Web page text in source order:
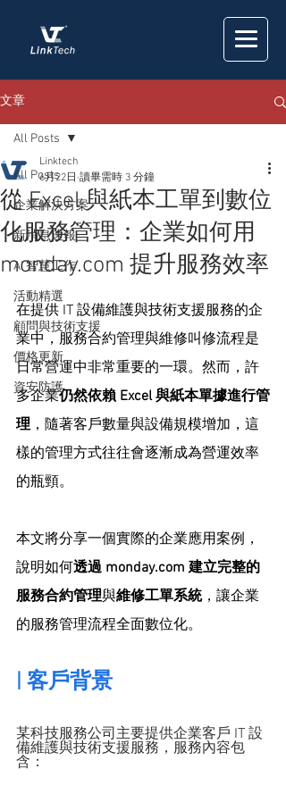
文章
All Posts
企業解決方案
新消息速報
AI 智慧工作
活動精選
顧問與技術支援
價格更新
資安防護
All Posts
從 Excel 與紙本工單到數位
化服務管理：企業如何用
monday.com 提升服務效率
Linktech
6月22日 讀畢需時 3 分鐘
在提供 IT 設備維護與技術支援服務的企
業中，服務合約管理與維修叫修流程是
日常營運中非常重要的一環。然而，許
多企業仍然依賴 Excel 與紙本單據進行管
理，隨著客戶數量與設備規模增加，這
樣的管理方式往往會逐漸成為營運效率
的瓶頸。
本文將分享一個實際的企業應用案例，
說明如何透過 monday.com 建立完整的
服務合約管理與維修工單系統，讓企業
的服務管理流程全面數位化。
| 客戶背景
某科技服務公司主要提供企業客戶 IT 設
備維護與技術支援服務，服務內容包
含：